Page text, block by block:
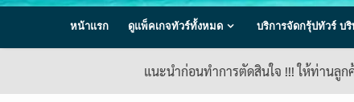
หน้าแรก ดูแพ็คเกจทัวร์ทั้งหมด บริการจัดกรุ้ปทัวร์
แนะนำก่อนทำการตัดสินใจ !!! ให้ท่านลู